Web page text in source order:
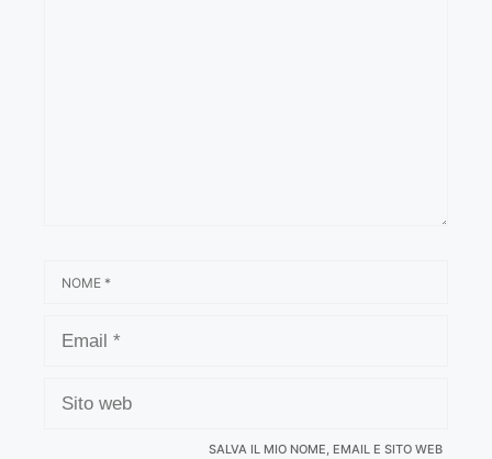
WEB
SALVA IL MIO NOME, EMAIL E SITO WEB